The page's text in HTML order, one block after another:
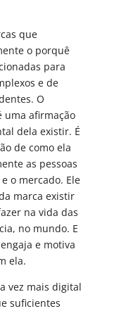
que
o porquê
para
e de
O
uma afirmação
dela existir. É
de como ela
as pessoas
o mercado. Ele
marca existir
na vida das
no mundo. E
e motiva
ela.
vez mais digital
suficientes